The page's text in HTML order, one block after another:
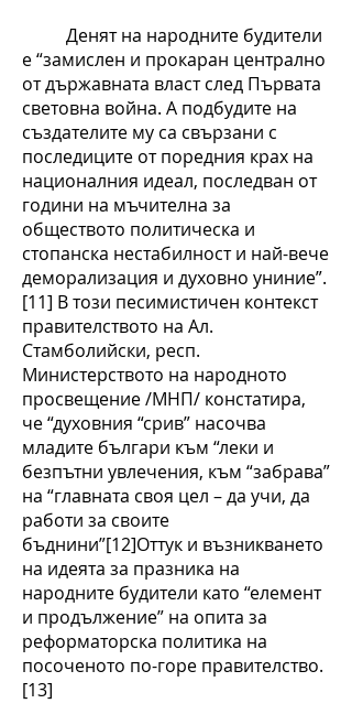
Денят на народните будители
е “замислен и прокаран централно
от държавната власт след Първата
световна война. А подбудите на
създателите му са свързани с
последиците от поредния крах на
националния идеал, последван от
години на мъчителна за
обществото политическа и
стопанска нестабилност и най-вече
деморализация и духовно униние”.
[11] В този песимистичен контекст
правителството на Ал.
Стамболийски, респ.
Министерството на народното
просвещение /МНП/ констатира,
че “духовния “срив” насочва
младите българи към “леки и
безпътни увлечения, към “забрава”
на “главната своя цел – да учи, да
работи за своите
бъднини”[12]Оттук и възникването
на идеята за празника на
народните будители като “елемент
и продължение” на опита за
реформаторска политика на
посоченото по-горе правителство.
[13]